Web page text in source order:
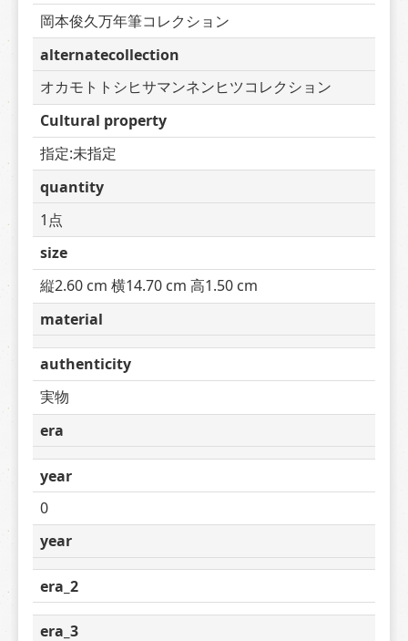
岡本俊久万年筆コレクション
alternatecollection
オカモトトシヒサマンネンヒツコレクション
Cultural property
指定:未指定
quantity
1点
size
縦2.60 cm 横14.70 cm 高1.50 cm
material
authenticity
実物
era
year
0
year
era_2
era_3